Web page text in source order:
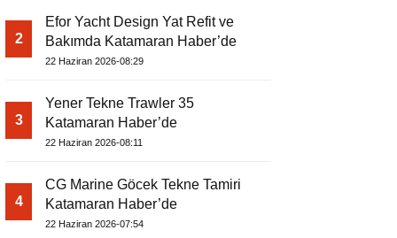
2
Efor Yacht Design Yat Refit ve
Bakımda Katamaran Haber’de
22 Haziran 2026-08:29
3
Yener Tekne Trawler 35
Katamaran Haber’de
22 Haziran 2026-08:11
4
CG Marine Göcek Tekne Tamiri
Katamaran Haber’de
22 Haziran 2026-07:54